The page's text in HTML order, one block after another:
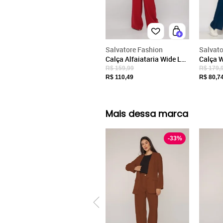
Salvatore Fashion
Calça Alfaiataria Wide Leg
Salvatore VERMELHO
R$ 159,99
R$ 110,49
Calça
Malha
Azul
R$
R$
Mais dessa marca
-33%